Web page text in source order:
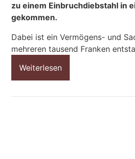
zu einem Einbruchdiebstahl in
gekommen.
Dabei ist ein Vermögens- und
mehreren tausend Franken
Weiterlesen